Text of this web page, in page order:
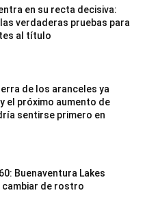
en su recta decisiva:
verdaderas pruebas para
al título
de los aranceles ya
el próximo aumento de
sentirse primero en
Buenaventura Lakes
cambiar de rostro